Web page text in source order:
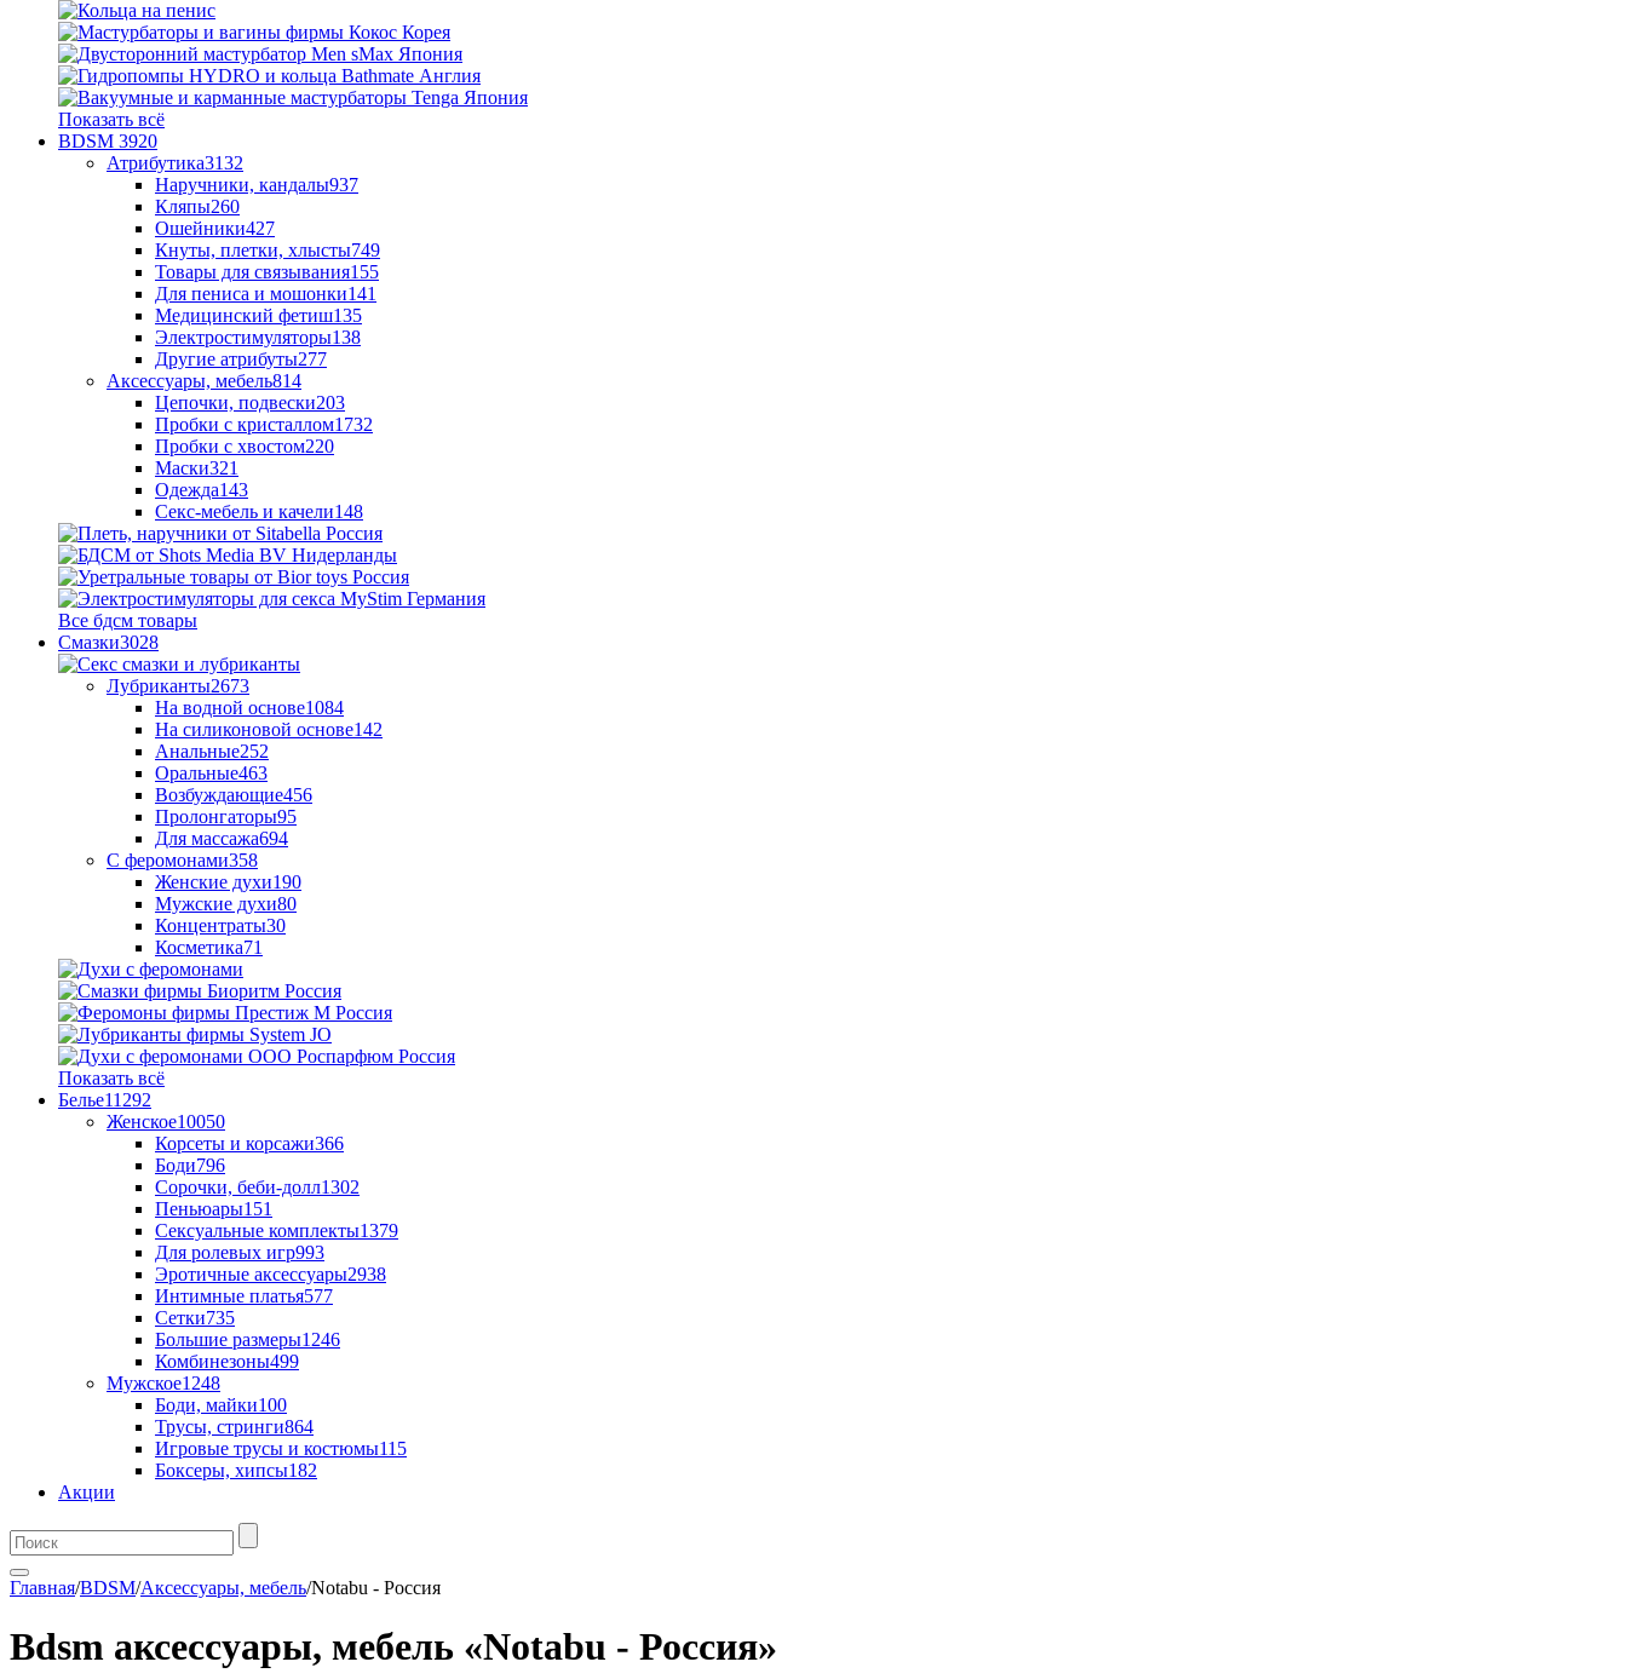
Показать всё
BDSM 3920
Атрибутика3132
Наручники, кандалы937
Кляпы260
Ошейники427
Кнуты, плетки, хлысты749
Товары для связывания155
Для пениса и мошонки141
Медицинский фетиш135
Электростимуляторы138
Другие атрибуты277
Аксессуары, мебель814
Цепочки, подвески203
Пробки с кристаллом1732
Пробки с хвостом220
Маски321
Одежда143
Секс-мебель и качели148
Все бдсм товары
Смазки3028
Лубриканты2673
На водной основе1084
На силиконовой основе142
Анальные252
Оральные463
Возбуждающие456
Пролонгаторы95
Для массажа694
С феромонами358
Женские духи190
Мужские духи80
Концентраты30
Косметика71
Показать всё
Белье11292
Женское10050
Корсеты и корсажи366
Боди796
Сорочки, беби-долл1302
Пеньюары151
Сексуальные комплекты1379
Для ролевых игр993
Эротичные аксессуары2938
Интимные платья577
Сетки735
Большие размеры1246
Комбинезоны499
Мужское1248
Боди, майки100
Трусы, стринги864
Игровые трусы и костюмы115
Боксеры, хипсы182
Акции
Главная/BDSM/Аксессуары, мебель/Notabu - Россия
Bdsm аксессуары, мебель «Notabu - Россия»